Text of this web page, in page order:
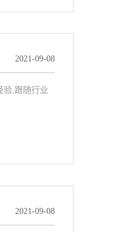
2021-09-08
验,跟随行业
2021-09-08